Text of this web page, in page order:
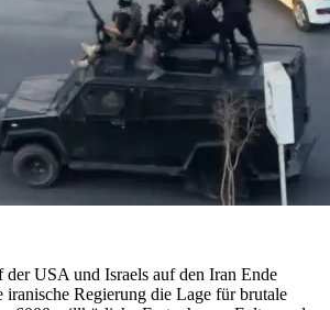
USA und Israels auf den Iran Ende
iranische Regierung die Lage für brutale